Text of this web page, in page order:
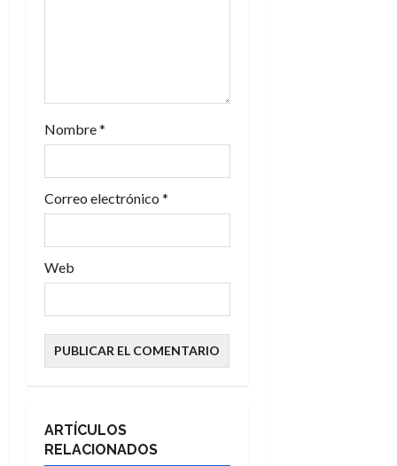
a
d
a
Nombre*
Correo electrónico *
Web
ARTÍCULOS
RELACIONADOS